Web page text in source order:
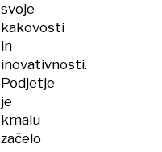
svoje
kakovosti
in
inovativnosti.
Podjetje
je
kmalu
začelo